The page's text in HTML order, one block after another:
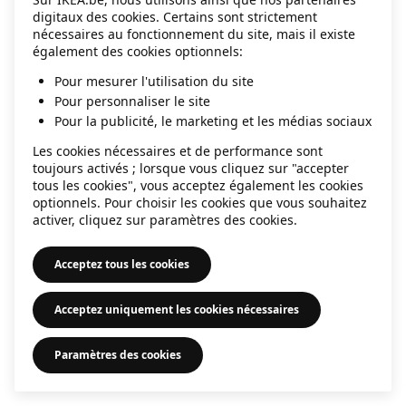
information).
digitaux des cookies. Certains sont strictement
nécessaires au fonctionnement du site, mais il existe
également des cookies optionnels:
Pour mesurer l'utilisation du site
Pour personnaliser le site
Pour la publicité, le marketing et les médias sociaux
Les cookies nécessaires et de performance sont
toujours activés ; lorsque vous cliquez sur "accepter
tous les cookies", vous acceptez également les cookies
optionnels. Pour choisir les cookies que vous souhaitez
activer, cliquez sur paramètres des cookies.
Acceptez tous les cookies
Acceptez uniquement les cookies nécessaires
Paramètres des cookies